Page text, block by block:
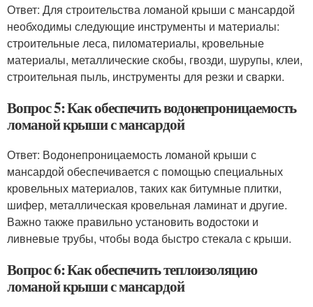
Ответ: Для строительства ломаной крыши с мансардой
необходимы следующие инструменты и материалы:
строительные леса, пиломатериалы, кровельные
материалы, металлические скобы, гвозди, шурупы, клеи,
строительная пыль, инструменты для резки и сварки.
Вопрос 5: Как обеспечить водонепроницаемость
ломаной крыши с мансардой
Ответ: Водонепроницаемость ломаной крыши с
мансардой обеспечивается с помощью специальных
кровельных материалов, таких как битумные плитки,
шифер, металлическая кровельная ламинат и другие.
Важно также правильно установить водостоки и
ливневые трубы, чтобы вода быстро стекала с крыши.
Вопрос 6: Как обеспечить теплоизоляцию
ломаной крыши с мансардой